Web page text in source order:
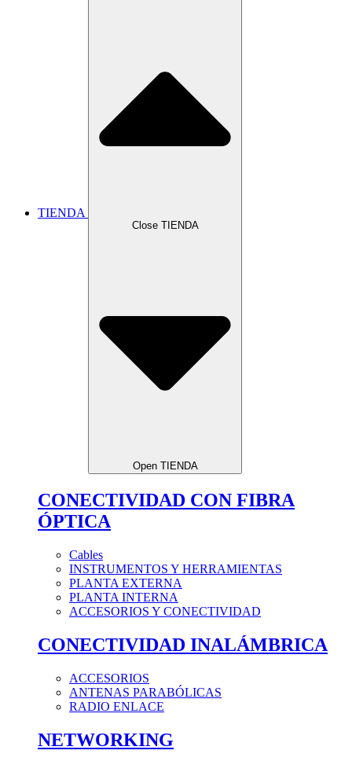
TIENDA
Close TIENDA
Open TIENDA
CONECTIVIDAD CON FIBRA
ÓPTICA
Cables
INSTRUMENTOS Y HERRAMIENTAS
PLANTA EXTERNA
PLANTA INTERNA
ACCESORIOS Y CONECTIVIDAD
CONECTIVIDAD INALÁMBRICA
ACCESORIOS
ANTENAS PARABÓLICAS
RADIO ENLACE
NETWORKING